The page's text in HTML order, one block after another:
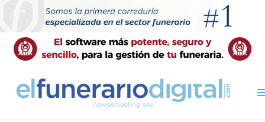
contenido